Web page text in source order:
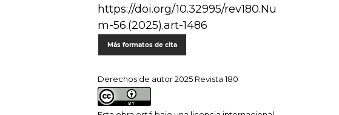
https://doi.org/10.32995/rev180.Nu
m-56.(2025).art-1486
Más formatos de cita
Derechos de autor 2025 Revista 180